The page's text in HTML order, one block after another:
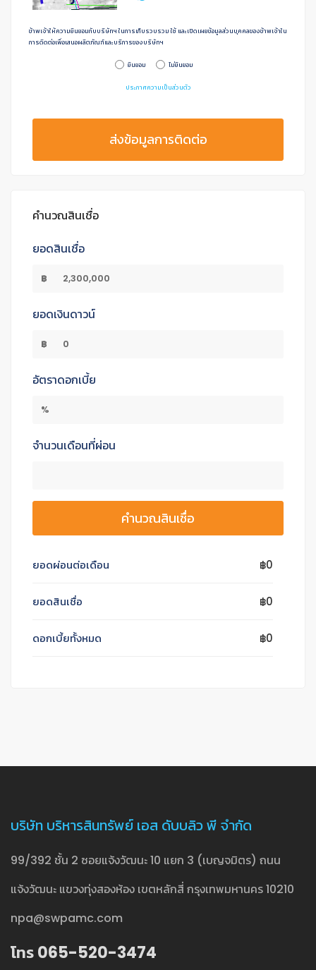
ข้าพเจ้าให้ความยินยอมกับบริษัทฯ ในการเก็บรวบรวม ใช้ และเปิดเผยข้อมูลส่วนบุคคลของข้าพเจ้าใน
การดิดต่อเพื่อเสนอผลิตภัณฑ์และบริการของบริษัทฯ
ยินยอม ไม่ยินยอม
ประกาศความเป็นส่วนตัว
ส่งข้อมูลการติดต่อ
คำนวณสินเชื่อ
ยอดสินเชื่อ
฿
ยอดเงินดาวน์
฿
อัตราดอกเบี้ย
%
จำนวนเดือนที่ผ่อน
คำนวณสินเชื่อ
ยอดผ่อนต่อเดือน ฿0
ยอดสินเชื่อ ฿0
ดอกเบี้ยทั้งหมด ฿0
บริษัท บริหารสินทรัพย์ เอส ดับบลิว พี จำกัด
99/392 ชั้น 2 ซอยแจ้งวัฒนะ 10 แยก 3 (เบญจมิตร) ถนน
แจ้งวัฒนะ แขวงทุ่งสองห้อง เขตหลักสี่ กรุงเทพมหานคร 10210
npa@swpamc.com
โทร 065-520-3474